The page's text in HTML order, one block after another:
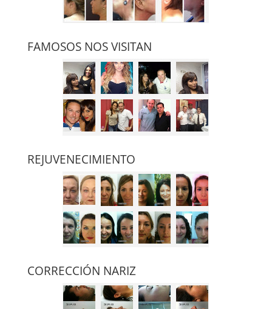
FAMOSOS NOS VISITAN
REJUVENECIMIENTO
CORRECCIÓN NARIZ